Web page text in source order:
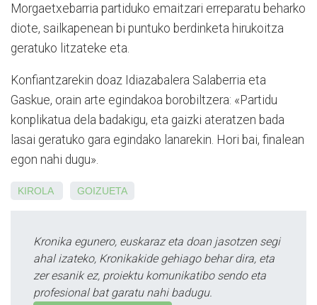
Morgaetxebarria partiduko emaitzari erreparatu beharko
diote, sailkapenean bi puntuko berdinketa hirukoitza
geratuko litzateke eta.
Konfiantzarekin doaz Idiazabalera Salaberria eta
Gaskue, orain arte egindakoa borobiltzera: «Partidu
konplikatua dela badakigu, eta gaizki ateratzen bada
lasai geratuko gara egindako lanarekin. Hori bai, finalean
egon nahi dugu».
KIROLA GOIZUETA
Kronika egunero, euskaraz eta doan jasotzen segi
ahal izateko, Kronikakide gehiago behar dira, eta
zer esanik ez, proiektu komunikatibo sendo eta
profesional bat garatu nahi badugu.